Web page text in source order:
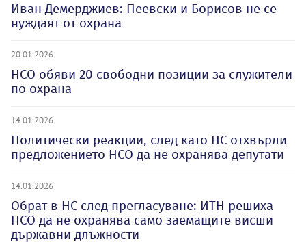
Иван Демерджиев: Пеевски и Борисов не се
нуждаят от охрана
20.01.2026
НСО обяви 20 свободни позиции за служители
по охрана
14.01.2026
Политически реакции, след като НС отхвърли
предложението НСО да не охранява депутати
14.01.2026
Обрат в НС след прегласуване: ИТН решиха
НСО да не охранява само заемащите висши
държавни длъжности